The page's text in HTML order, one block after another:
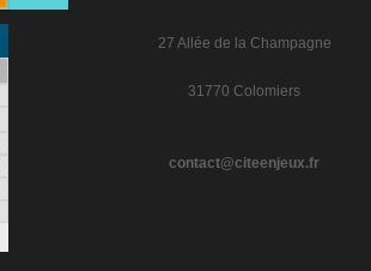
27 Allée de la Champagne
31770 Colomiers
contact@citeenjeux.fr